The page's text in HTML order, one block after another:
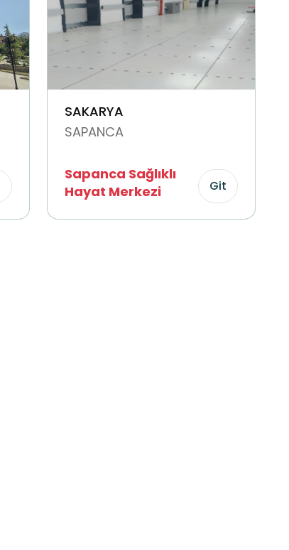
SAKARYA
SAPANCA
Sapanca Sağlıklı
Hayat Merkezi
Git